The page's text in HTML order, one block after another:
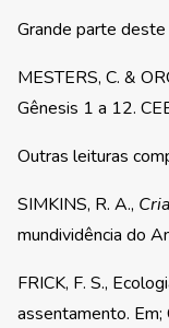
Grande parte
MESTERS, C. &
Gênesis 1 a 12.
Outras leituras
SIMKINS, R. A.,
mundividência do
FRICK, F. S.,
assentamento. Em;